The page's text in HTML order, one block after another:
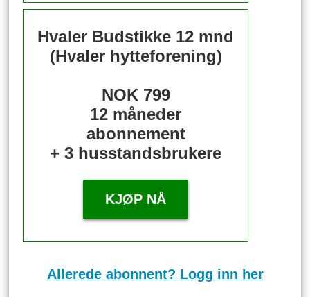
Hvaler Budstikke 12 mnd
(Hvaler hytteforening)
NOK 799
12 måneder
abonnement
+ 3 husstandsbrukere
KJØP NÅ
Allerede abonnent? Logg inn her